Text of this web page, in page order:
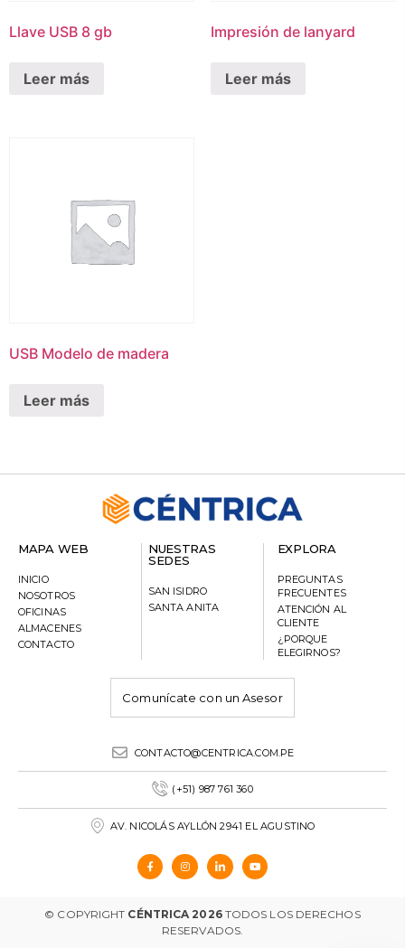
Llave USB 8 gb
Leer más
Impresión de lanyard
Leer más
USB Modelo de madera
Leer más
MAPA WEB
INICIO
NOSOTROS
OFICINAS
ALMACENES
CONTACTO
NUESTRAS
SEDES
SAN ISIDRO
SANTA ANITA
EXPLORA
PREGUNTAS
FRECUENTES
ATENCIÓN AL
CLIENTE
¿PORQUE
ELEGIRNOS?
Comunícate con un Asesor
CONTACTO@CENTRICA.COM.PE
(+51) 987 761 360
AV. NICOLÁS AYLLÓN 2941 EL AGUSTINO
© COPYRIGHT CÉNTRICA 2026TODOS LOS DERECHOS
RESERVADOS.